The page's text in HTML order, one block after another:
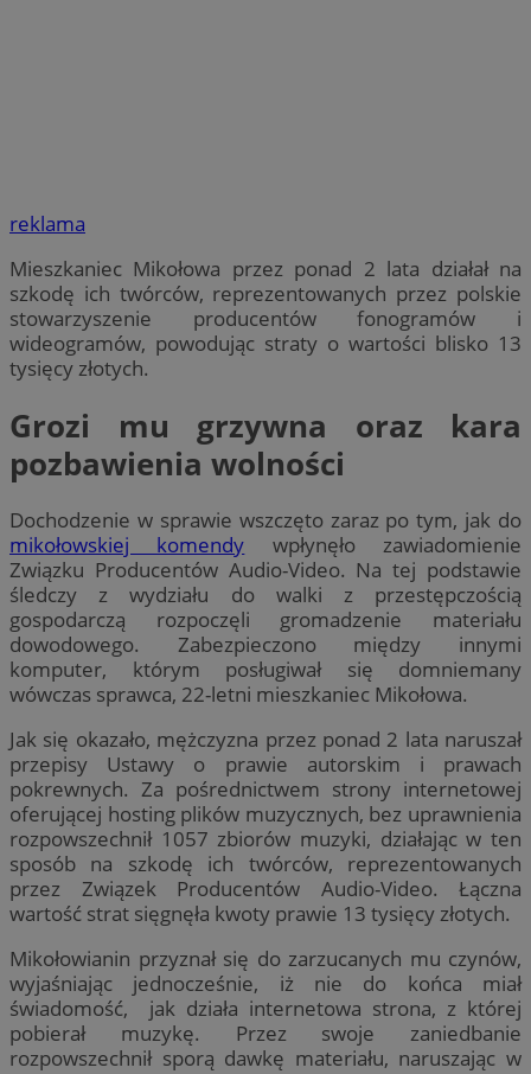
reklama
Mieszkaniec Mikołowa przez ponad 2 lata działał na
szkodę ich twórców, reprezentowanych przez polskie
stowarzyszenie producentów fonogramów i
wideogramów, powodując straty o wartości blisko 13
tysięcy złotych.
Grozi mu grzywna oraz kara
pozbawienia wolności
Dochodzenie w sprawie wszczęto zaraz po tym, jak do
mikołowskiej komendy wpłynęło zawiadomienie
Związku Producentów Audio-Video. Na tej podstawie
śledczy z wydziału do walki z przestępczością
gospodarczą rozpoczęli gromadzenie materiału
dowodowego. Zabezpieczono między innymi
komputer, którym posługiwał się domniemany
wówczas sprawca, 22-letni mieszkaniec Mikołowa.
Jak się okazało, mężczyzna przez ponad 2 lata naruszał
przepisy Ustawy o prawie autorskim i prawach
pokrewnych. Za pośrednictwem strony internetowej
oferującej hosting plików muzycznych, bez uprawnienia
rozpowszechnił 1057 zbiorów muzyki, działając w ten
sposób na szkodę ich twórców, reprezentowanych
przez Związek Producentów Audio-Video. Łączna
wartość strat sięgnęła kwoty prawie 13 tysięcy złotych.
Mikołowianin przyznał się do zarzucanych mu czynów,
wyjaśniając jednocześnie, iż nie do końca miał
świadomość, jak działa internetowa strona, z której
pobierał muzykę. Przez swoje zaniedbanie
rozpowszechnił sporą dawkę materiału, naruszając w